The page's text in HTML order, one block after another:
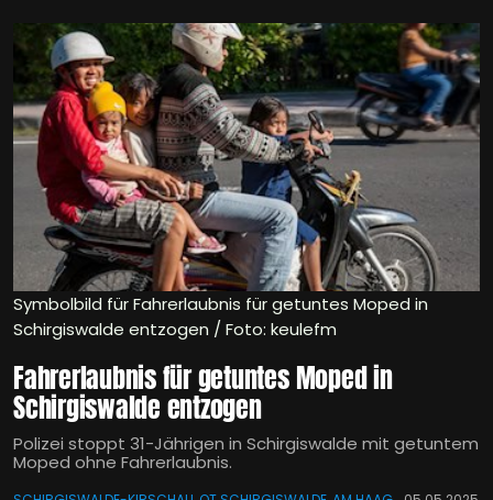
Symbolbild für Fahrerlaubnis für getuntes Moped in
Schirgiswalde entzogen / Foto: keulefm
Fahrerlaubnis für getuntes Moped in
Schirgiswalde entzogen
Polizei stoppt 31-Jährigen in Schirgiswalde mit getuntem
Moped ohne Fahrerlaubnis.